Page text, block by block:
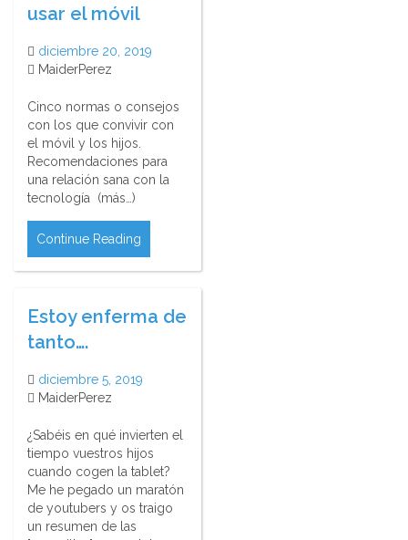
usar el móvil
diciembre 20, 2019
MaiderPerez
Cinco normas o consejos
con los que convivir con
el móvil y los hijos.
Recomendaciones para
una relación sana con la
tecnología (más…)
Continue Reading
Estoy enferma de
tanto….
diciembre 5, 2019
MaiderPerez
¿Sabéis en qué invierten el
tiempo vuestros hijos
cuando cogen la tablet?
Me he pegado un maratón
de youtubers y os traigo
un resumen de las